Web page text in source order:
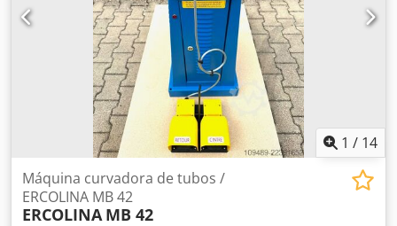
1 / 14
Máquina curvadora de tubos /
ERCOLINA MB 42
ERCOLINA MB 42